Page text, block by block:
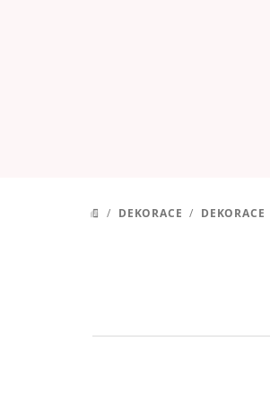
DOMŮ
/ DEKORACE / DEKORACE